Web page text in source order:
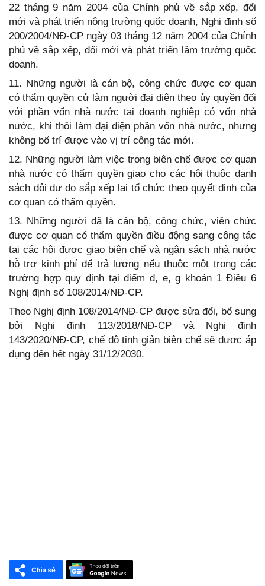
22 tháng 9 năm 2004 của Chính phủ về sắp xếp, đổi
mới và phát triển nông trường quốc doanh, Nghị định số
200/2004/NĐ-CP ngày 03 tháng 12 năm 2004 của Chính
phủ về sắp xếp, đổi mới và phát triển lâm trường quốc
doanh.
11. Những người là cán bộ, công chức được cơ quan
có thẩm quyền cử làm người đại diện theo ủy quyền đối
với phần vốn nhà nước tại doanh nghiệp có vốn nhà
nước, khi thôi làm đại diện phần vốn nhà nước, nhưng
không bố trí được vào vị trí công tác mới.
12. Những người làm việc trong biên chế được cơ quan
nhà nước có thẩm quyền giao cho các hội thuộc danh
sách dôi dư do sắp xếp lại tổ chức theo quyết định của
cơ quan có thẩm quyền.
13. Những người đã là cán bộ, công chức, viên chức
được cơ quan có thẩm quyền điều động sang công tác
tại các hội được giao biên chế và ngân sách nhà nước
hỗ trợ kinh phí để trả lương nếu thuộc một trong các
trường hợp quy định tại điểm đ, e, g khoản 1 Điều 6
Nghị định số 108/2014/NĐ-CP.
Theo Nghị định 108/2014/NĐ-CP được sửa đổi, bổ sung
bởi Nghị định 113/2018/NĐ-CP và Nghị định
143/2020/NĐ-CP, chế độ tinh giản biên chế sẽ được áp
dụng đến hết ngày 31/12/2030.